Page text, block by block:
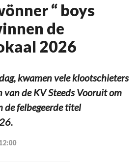
“ boys
de
2026
kwamen vele klootschieters
van de KV Steeds Vooruit om
de felbegeerde titel